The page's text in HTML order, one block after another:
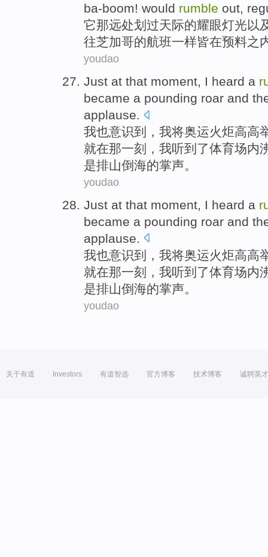
ba-boom! would rumble out,
它那远处划过天际的耀眼灯光以
往芝加哥的航班一样皆在预料之
youdao
Just at that moment, I heard a
became a pounding roar and
applause.
我也意识到， 我将奥运火炬高高
就在那一刻，我听到 了体育场内
是排山倒海的掌声。
youdao
Just at that moment I heard a
became a pounding roar and
applause
我也意识到， 我将奥运火炬高高
就在那一刻，我听到了体育场内
是排山倒海的掌声。
youdao
关于有道 Investors 有道智选 官方博客 技术博客 诚聘英才